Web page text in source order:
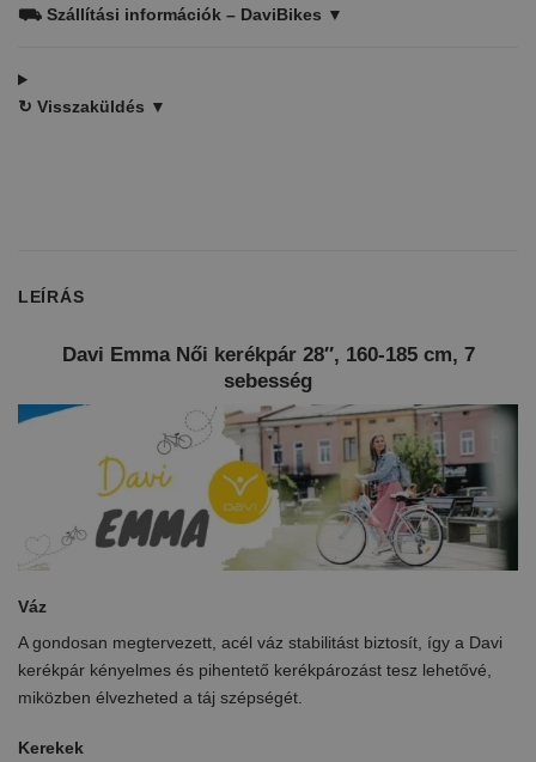
⛟ Szállítási információk – DaviBikes ▼
↻ Visszaküldés ▼
LEÍRÁS
Davi Emma Női kerékpár 28″, 160-185 cm, 7
sebesség
Váz
A gondosan megtervezett, acél váz stabilitást biztosít, így a Davi
kerékpár kényelmes és pihentető kerékpározást tesz lehetővé,
miközben élvezheted a táj szépségét.
Kerekek